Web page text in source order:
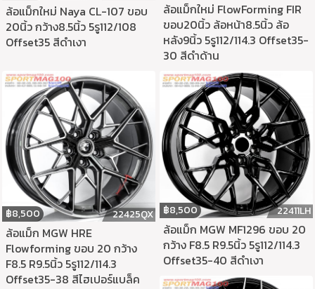
ล้อแม็กใหม่ Naya CL-107 ขอบ
20นิ้ว กว้าง8.5นิ้ว 5รู112/108
Offset35 สีดำเงา
ล้อแม็กใหม่ FlowForming FIR
ขอบ20นิ้ว ล้อหน้า8.5นิ้ว ล้อ
หลัง9นิ้ว 5รู112/114.3 Offset35-
30 สีดำด้าน
฿8,500 22425QX
ล้อแม็ก MGW HRE
Flowforming ขอบ 20 กว้าง
F8.5 R9.5นิ้ว 5รู112/114.3
Offset35-38 สีไฮเปอร์แบล็ค
฿8,500 22411LH
ล้อแม็ก MGW MF1296 ขอบ 20
กว้าง F8.5 R9.5นิ้ว 5รู112/114.3
Offset35-40 สีดำเงา